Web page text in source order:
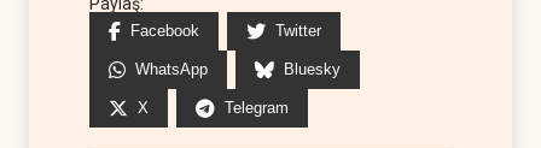
Paylaş:
Facebook Twitter
WhatsApp Bluesky
X Telegram